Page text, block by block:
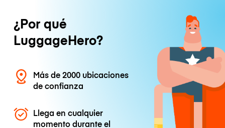
¿Por qué
LuggageHero?
Más de 2000 ubicaciones
de confianza
Llega en cualquier
momento durante el